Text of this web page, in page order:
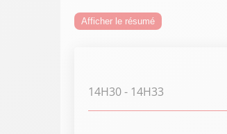
Afficher le résumé
14H30- 14H33